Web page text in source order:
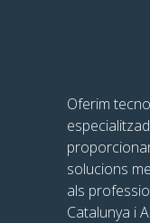
Oferim
solucions
als
Catalunya i